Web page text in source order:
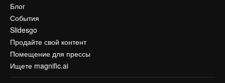
Блог
События
Slidesgo
Продайте свой контент
Помещение для прессы
Ищете magnific.ai